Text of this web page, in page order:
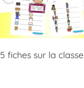
5 fiches sur la classe